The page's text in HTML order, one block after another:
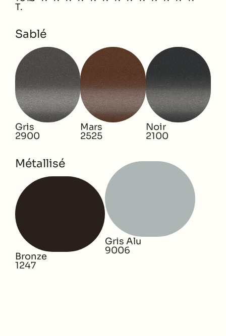
T.
Sablé
Gris
2900
Mars
2525
Noir
2100
Métallisé
Bronze
1247
Gris Alu
9006